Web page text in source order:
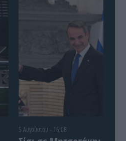
5 Αυγούστου - 16:08